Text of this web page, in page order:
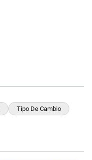
Tipo De Cambio